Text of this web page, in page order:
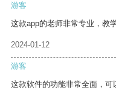
游客
这款app的老师非常专业，教
2024-01-12
游客
这款软件的功能非常全面，可